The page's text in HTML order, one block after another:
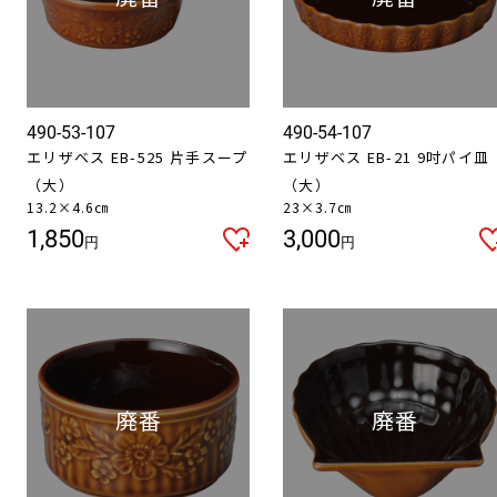
490-53-107
エリザベス EB-525 片手スープ
（大）
13.2×4.6㎝
1,850円
490-54-107
エリザベス EB-21 9吋パイ皿
（大）
23×3.7㎝
3,000円
カートへ進む